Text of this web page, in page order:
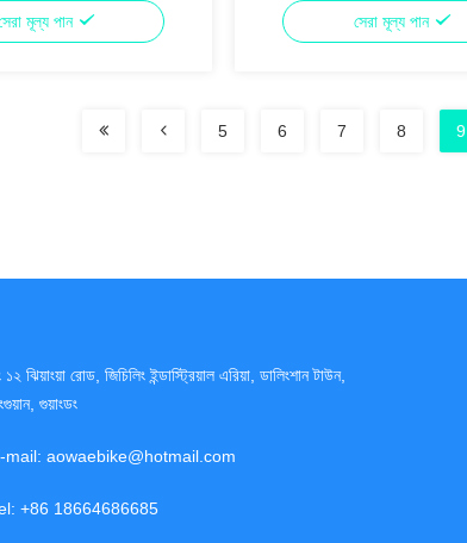
মূল্য পান সেরা মূল্য পান
5 6 7 8 9
১২ ঝিয়াংয়া রোড, জিচিলিং ইন্ডাস্ট্রিয়াল এরিয়া, ডালিংশান টাউন,
গুয়াংডং
mail: aowaebike@hotmail.com
+86 18664686685